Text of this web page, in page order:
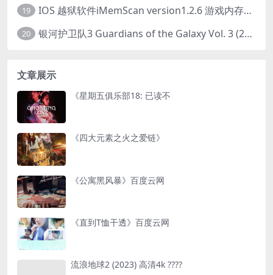
19 IOS 越狱软件iMemScan version1.2.6 游戏内存修改器
20 银河护卫队3 Guardians of the Galaxy Vol. 3 (2023)4K高清资源1080p只分享精品
文章展示
《星期五俱乐部18: 已读不
《四大元素之火之爱链》
《公寓黑风暴》百度云网
《直到T恤干透》百度云网
流浪地球2 (2023) 高清4k ????